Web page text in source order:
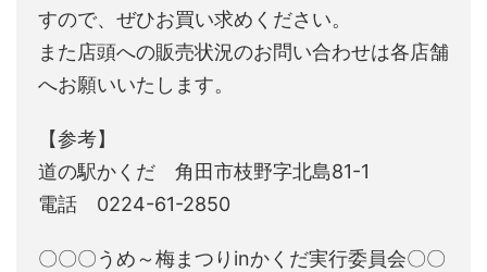
すので、ぜひお買い求めください。
また店頭への販売状況のお問い合わせは各店舗
へお願いいたします。
【参考】
道の駅かくだ 角田市枝野字北島81-1
電話 0224-61-2850
〇〇〇うめ～梅まつりinかくだ実行委員会〇〇